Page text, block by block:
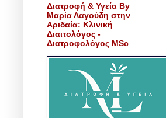
Διατροφή & Υγεία By
Μαρία Λαγούδη στην
Αριδαία: Κλινική
Διαιτολόγος -
Διατροφολόγος MSc